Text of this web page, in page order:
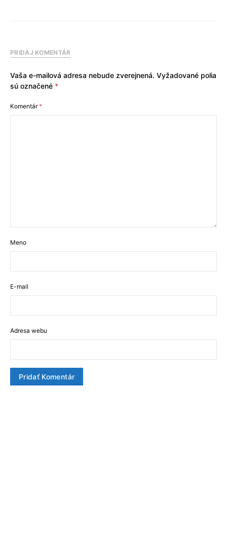
PRIDAJ KOMENTÁR
Vaša e-mailová adresa nebude zverejnená. Vyžadované polia
sú označené *
Komentár*
Meno
E-mail
Adresa webu